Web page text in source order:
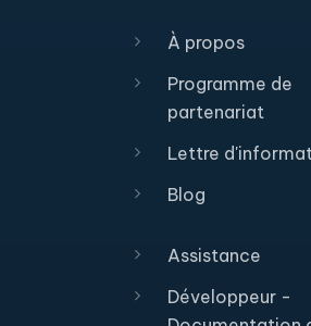
À propos
Programme de
partenariat
Lettre
Blog
Assistance
Développeur -